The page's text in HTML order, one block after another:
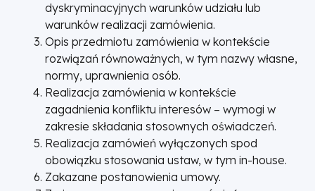
dyskryminacyjnych warunków udziału lub
warunków realizacji zamówienia.
Opis przedmiotu zamówienia w kontekście
rozwiązań równoważnych, w tym nazwy własne,
normy, uprawnienia osób.
Realizacja zamówienia w kontekście
zagadnienia konfliktu interesów – wymogi w
zakresie składania stosownych oświadczeń.
Realizacja zamówień wyłączonych spod
obowiązku stosowania ustaw, w tym in-house.
Zakazane postanowienia umowy.